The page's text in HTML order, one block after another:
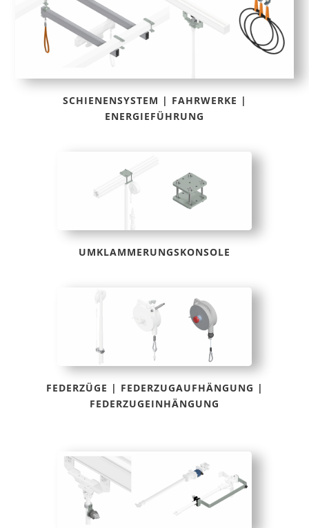
SCHIENENSYSTEM | FAHRWERKE |
ENERGIEFÜHRUNG
UMKLAMMERUNGSKONSOLE
FEDERZÜGE | FEDERZUGAUFHÄNGUNG |
FEDERZUGEINHÄNGUNG